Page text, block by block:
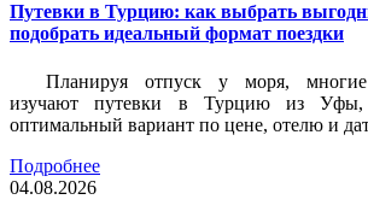
Путевки в Турцию: как выбрать
подобрать идеальный формат поездки
Планируя отпуск у моря, многие
изучают путевки в Турцию из Уфы,
оптимальный вариант по цене, отелю и
Подробнее
04.08.2026